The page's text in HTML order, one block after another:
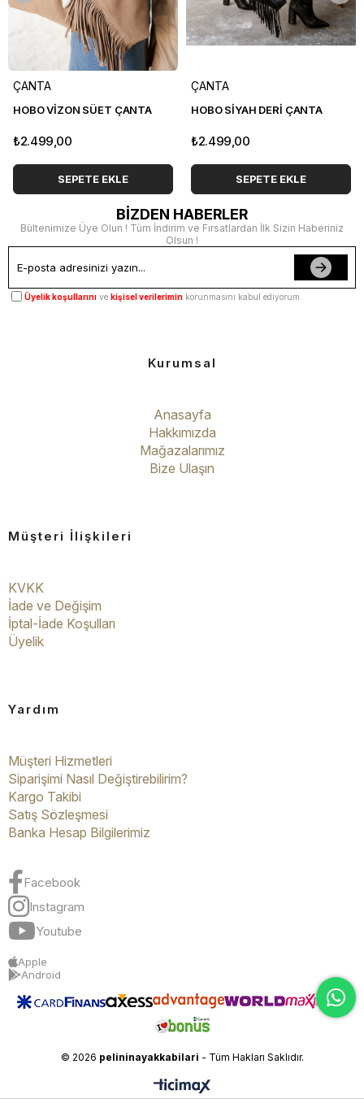
ÇANTA
HOBO VİZON SÜET ÇANTA
₺2.499,00
SEPETE EKLE
ÇANTA
HOBO SİYAH DERİ ÇANTA
₺2.499,00
SEPETE EKLE
BİZDEN HABERLER
Bültenimize Üye Olun ! Tüm İndirim ve Fırsatlardan İlk Sizin Haberiniz
Olsun !
Üyelik koşullarını ve kişisel verilerimin korunmasını kabul ediyorum.
Kurumsal
Anasayfa
Hakkımızda
Mağazalarımız
Bize Ulaşın
Müşteri İlişkileri
KVKK
İade ve Değişim
İptal-İade Koşulları
Üyelik
Yardım
Müşteri Hizmetleri
Siparişimi Nasıl Değiştirebilirim?
Kargo Takibi
Satış Sözleşmesi
Banka Hesap Bilgilerimiz
Facebook
Instagram
Youtube
Apple
Android
© 2026 pelininayakkabilari - Tüm Hakları Saklıdır.